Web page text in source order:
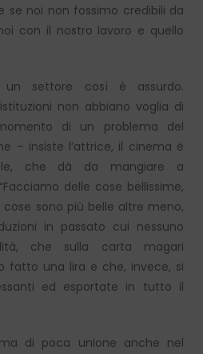
se noi non fossimo credibili da
con il nostro lavoro e quello
settore così è assurdo.
non abbiano voglia di
di un problema del
– insiste l’attrice, il cinema è
che dà da mangiare a
delle cose bellissime,
sono più belle altre meno,
in passato cui nessuno
che sulla carta magari
fatto una lira e che, invece, si
ed esportate in tutto il
di poca unione anche nel